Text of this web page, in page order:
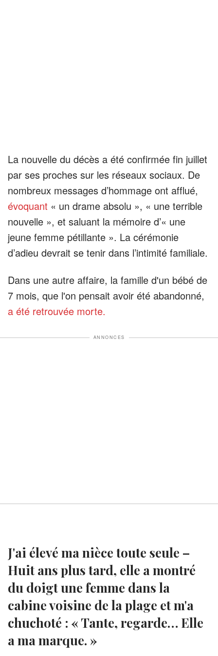
La nouvelle du décès a été confirmée fin juillet
par ses proches sur les réseaux sociaux. De
nombreux messages d’hommage ont afflué,
évoquant « un drame absolu », « une terrible
nouvelle », et saluant la mémoire d’« une
jeune femme pétillante ». La cérémonie
d’adieu devrait se tenir dans l’intimité familiale.
Dans une autre affaire, la famille d'un bébé de
7 mois, que l'on pensait avoir été abandonné,
a été retrouvée morte.
ANNONCES
J'ai élevé ma nièce toute seule –
Huit ans plus tard, elle a montré
du doigt une femme dans la
cabine voisine de la plage et m'a
chuchoté : « Tante, regarde… Elle
a ma marque. »